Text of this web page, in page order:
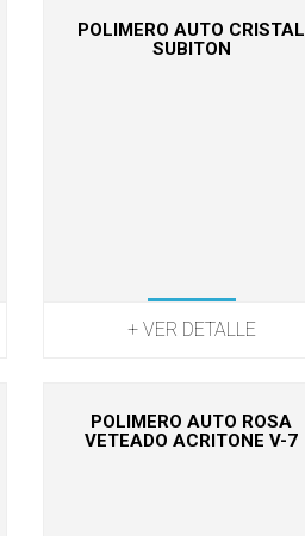
POLIMERO AUTO CRISTAL
SUBITON
+ VER DETALLE
POLIMERO AUTO ROSA
VETEADO ACRITONE V-7